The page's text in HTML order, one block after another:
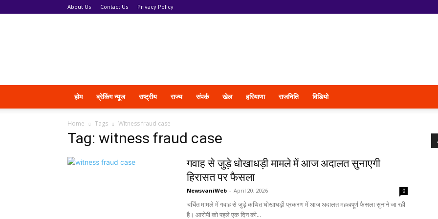
About Us Contact Us Privacy Policy
होम ब्रेकिंग न्यूज राष्ट्रीय राज्य संपर्क खेल हरियाणा राजनिति विडियो
Home Tags Witness fraud case
Tag: witness fraud case
गवाह से जुड़े धोखाधड़ी मामले में आज अदालत सुनाएगी
हिरासत पर फैसला
NewsvaniWeb - April 20, 2026 0
चर्चित मामले में गवाह से जुड़े कथित धोखाधड़ी प्रकरण में आज अदालत महत्वपूर्ण फैसला सुनाने जा रही
है। आरोपी को पहले एक दिन की...